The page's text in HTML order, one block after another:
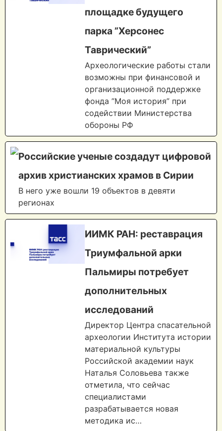
площадке будущего
парка ”Херсонес
Таврический”
Археологические работы стали
возможны при финансовой и
организационной поддержке
фонда ”Моя история” при
содействии Министерства
обороны РФ
Российские ученые создадут цифровой
архив христианских храмов в Сирии
В него уже вошли 19 объектов в девяти
регионах
ИИМК РАН: реставрация
Триумфальной арки
Пальмиры потребует
дополнительных
исследований
Директор Центра спасательной
археологии Института истории
материальной культуры
Российской академии наук
Наталья Соловьева также
отметила, что сейчас
специалистами
разрабатывается новая
методика ис…